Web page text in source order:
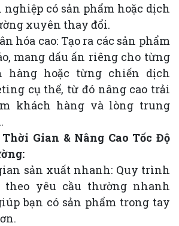
nghiệp có sản phẩm hoặc dịch
xuyên thay đổi.
hóa cao: Tạo ra các sản phẩm
mang dấu ấn riêng cho từng
hàng hoặc từng chiến dịch
cụ thể, từ đó nâng cao trải
khách hàng và lòng trung
Gian & Nâng Cao Tốc Độ
sản xuất nhanh: Quy trình
yêu cầu thường nhanh
bạn có sản phẩm trong tay